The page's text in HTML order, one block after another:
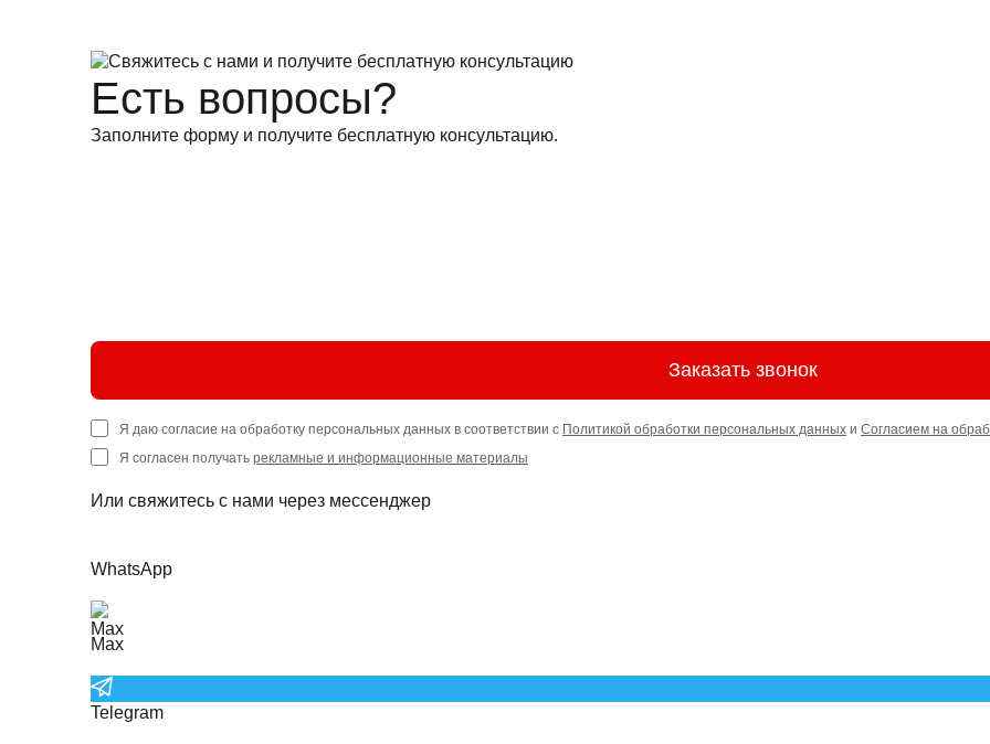
Есть вопросы?
Заполните форму и получите бесплатную консультацию.
Заказать звонок
Я даю согласие на обработку персональных данных в соответствии с Политикой обработки персональных данных и Согласием на
Я согласен получать рекламные и информационные материалы
Или свяжитесь с нами через мессенджер
WhatsApp
Max
Telegram